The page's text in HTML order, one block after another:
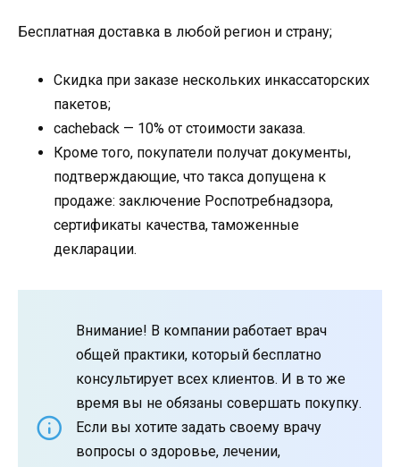
Бесплатная доставка в любой регион и страну;
Скидка при заказе нескольких инкассаторских
пакетов;
cacheback — 10% от стоимости заказа.
Кроме того, покупатели получат документы,
подтверждающие, что такса допущена к
продаже: заключение Роспотребнадзора,
сертификаты качества, таможенные
декларации.
Внимание! В компании работает врач
общей практики, который бесплатно
консультирует всех клиентов. И в то же
время вы не обязаны совершать покупку.
Если вы хотите задать своему врачу
вопросы о здоровье, лечении,